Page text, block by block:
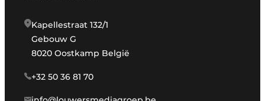
Kapellestraat 132/1
Gebouw G
8020 Oostkamp België
+32 50 36 81 70